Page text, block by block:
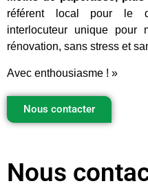
référent local pour le
interlocuteur unique
rénovation, sans stress et
Avec enthousiasme ! »
Nous contacter
Nous